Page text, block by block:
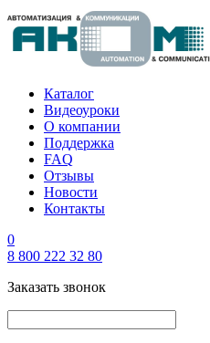
Каталог
Видеоуроки
О компании
Поддержка
FAQ
Отзывы
Новости
Контакты
0
8 800 222 32 80
Заказать звонок